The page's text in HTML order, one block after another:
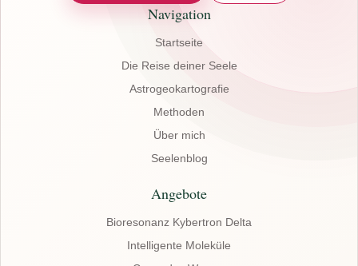
Navigation
Startseite
Die Reise deiner Seele
Astrogeokartografie
Methoden
Über mich
Seelenblog
Angebote
Bioresonanz Kybertron Delta
Intelligente Moleküle